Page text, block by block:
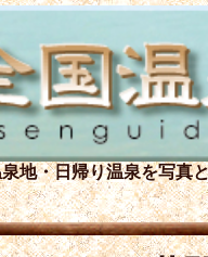
地・日帰り温泉を写真